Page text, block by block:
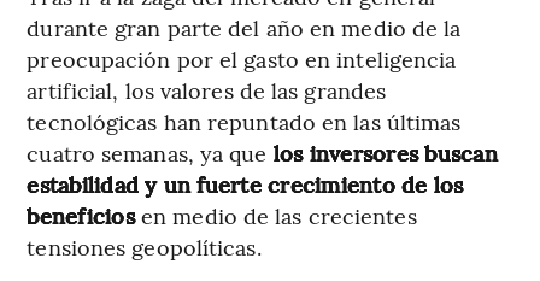
durante gran parte del año en medio de la
preocupación por el gasto en inteligencia
artificial, los valores de las grandes
tecnológicas han repuntado en las últimas
cuatro semanas, ya que los inversores buscan
estabilidad y un fuerte crecimiento de los
beneficiosen medio de las crecientes
tensiones geopolíticas.